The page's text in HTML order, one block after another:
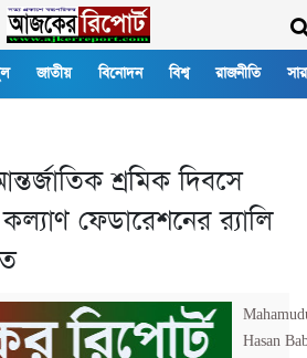
জাতীয় বিনোদন বিশ্ব রাজনীতি
শ্রমিক দিবসে
ফেডারেশনের র‍্যালি
Hasan